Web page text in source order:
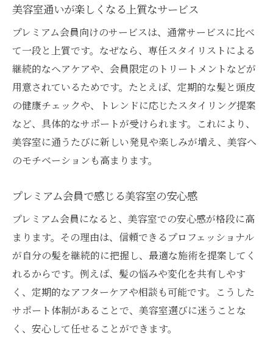
美容室会員制の活用方法とコツ
上質な美容室ライフを手に入れる秘訣
美容室のプレミアムサービス徹底解説
美容室プレミアム会員の主なサービス内容
特別感あふれる美容室サービスの魅力
会員限定メニューで美容室を満喫する方法
美容室の技術力が光る特典サービス紹介
プレミアム会員ならではの美容室体験
満足度が高まる美容室会員特典の秘密
美容室会員特典で得られるメリットまとめ
プレミアム会員限定の優待活用ポイント
美容室利用がもっと楽しくなる特典活用術
美容室の会員になる決め手とは何か
美容室会員特典で充実した時間を過ごす
美容室プレミアム会員が知る特典の魅力
美容室通いが楽しくなる上質なサービス
プレミアム会員向けのサービスは、通常サービスに比べ
て一段と上質です。なぜなら、専任スタイリストによる
継続的なヘアケアや、会員限定のトリートメントなどが
用意されているためです。たとえば、定期的な髪と頭皮
の健康チェックや、トレンドに応じたスタイリング提案
など、具体的なサポートが受けられます。これにより、
美容室に通うたびに新しい発見や楽しみが増え、美容へ
のモチベーションも高まります。
プレミアム会員で感じる美容室の安心感
プレミアム会員になると、美容室での安心感が格段に高
まります。その理由は、信頼できるプロフェッショナル
が自分の髪を継続的に把握し、最適な施術を提案してく
れるからです。例えば、髪の悩みや変化を共有しやす
く、定期的なアフターケアや相談も可能です。こうした
サポート体制があることで、美容室選びに迷うことな
く、安心して任せることができます。